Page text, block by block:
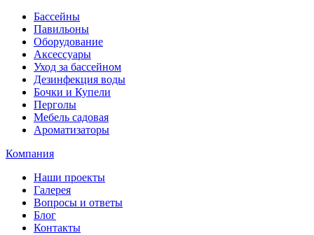
Бассейны
Павильоны
Оборудование
Аксессуары
Уход за бассейном
Дезинфекция воды
Бочки и Купели
Перголы
Мебель садовая
Ароматизаторы
Компания
Наши проекты
Галерея
Вопросы и ответы
Блог
Контакты